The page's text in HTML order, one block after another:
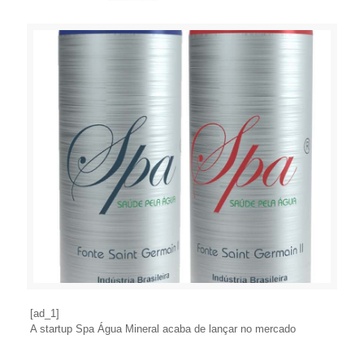
[ad_1]
A startup Spa Água Mineral acaba de lançar no mercado